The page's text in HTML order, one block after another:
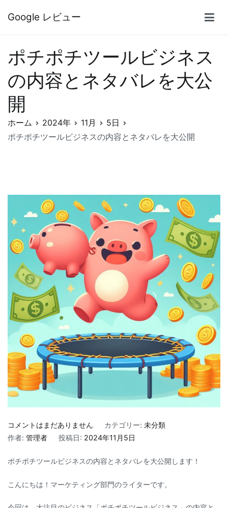
Google レビュー
ポチポチツールビジネス
の内容とネタバレを大公
開
ホーム 2024年 11月
5日
ポチポチツールビジネスの内容とネタバレを大公開
ポ
チ
チ
ー
コメントはまだありません カテゴリー: 未分類
作者: 管理者 投稿日: 2024年11月5日
ポチポチツールビジネスの内容とネタバレを大公開します！
こんにちは！マーケティング部門のライターです。